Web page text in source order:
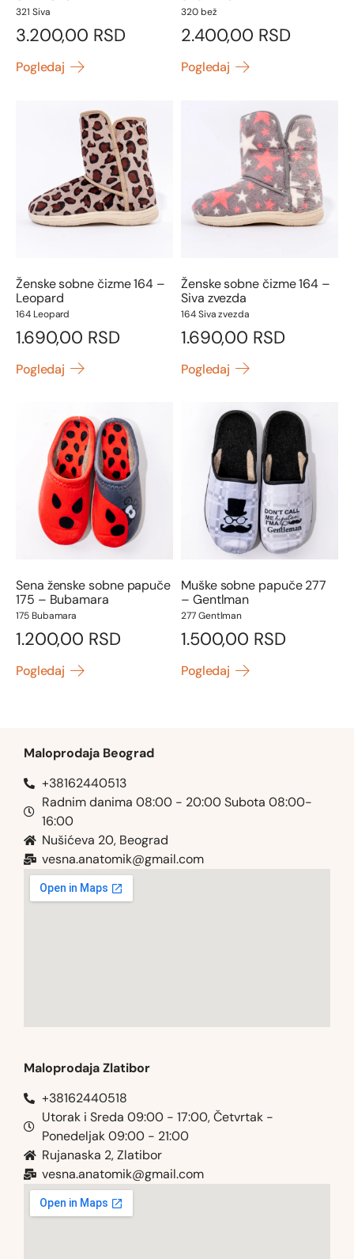
321 Siva
3.200,00 RSD
Pogledaj
320 bež
2.400,00 RSD
Pogledaj
Ženske sobne čizme 164 –
Leopard
164 Leopard
1.690,00 RSD
Pogledaj
Ženske sobne čizme 164 –
Siva zvezda
164 Siva zvezda
1.690,00 RSD
Pogledaj
Sena ženske sobne papuče
175 – Bubamara
175 Bubamara
1.200,00 RSD
Pogledaj
Muške sobne papuče 277
– Gentlman
277 Gentlman
1.500,00 RSD
Pogledaj
Maloprodaja Beograd
+38162440513
Radnim danima 08:00 - 20:00 Subota 08:00-
16:00
Nušićeva 20, Beograd
vesna.anatomik@gmail.com​
Maloprodaja Zlatibor
+38162440518
Utorak i Sreda 09:00 - 17:00, Četvrtak -
Ponedeljak 09:00 - 21:00
Rujanaska 2, Zlatibor
vesna.anatomik@gmail.com​